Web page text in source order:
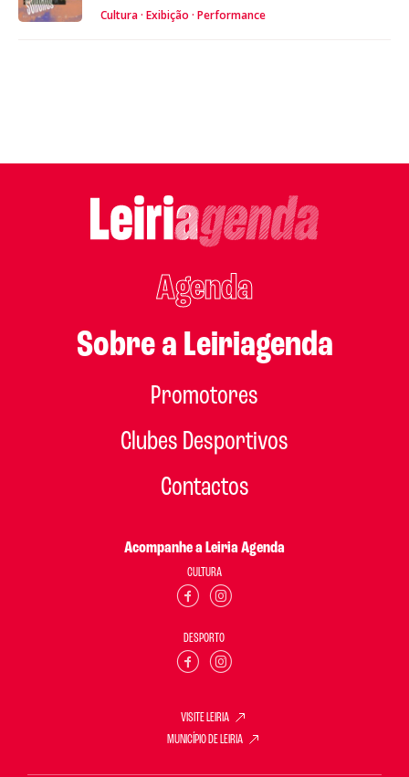
Cultura Exibição Performance
Agenda
Sobre a Leiriagenda
Promotores
Clubes Desportivos
Contactos
Acompanhe a Leiria Agenda
CULTURA
DESPORTO
VISITE LEIRIA
MUNICÍPIO DE LEIRIA